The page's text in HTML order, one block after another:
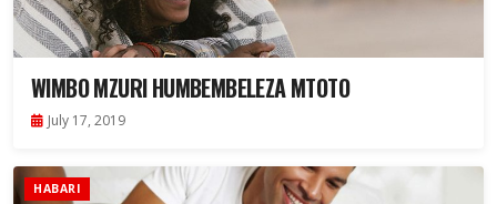
WIMBO MZURI HUMBEMBELEZA MTOTO
July 17, 2019
HABARI